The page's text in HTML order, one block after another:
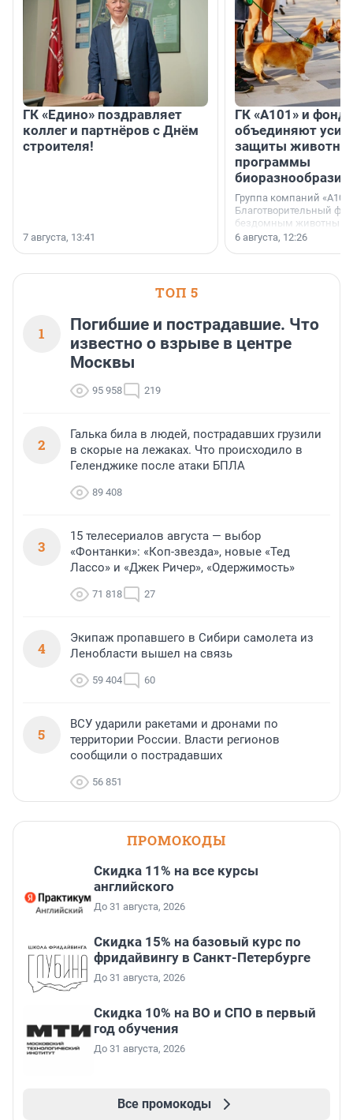
ГК «Едино» поздравляет
коллег и партнёров с Днём
строителя!
7 августа, 13:41
ГК «А101» и фонд
объединяют
защиты
программы
биоразнообразия
Группа компаний
Благотворительный
бездомным животным
заключили соглашение
6 августа, 12:26
ТОП 5
1
Погибшие и пострадавшие. Что
известно о взрыве в центре
Москвы
95 958 219
2
Галька била в людей, пострадавших грузили
в скорые на лежаках. Что происходило в
Геленджике после атаки БПЛА
89 408
3
15 телесериалов августа — выбор
«Фонтанки»: «Коп-звезда», новые «Тед
Лассо» и «Джек Ричер», «Одержимость»
71 818 27
4
Экипаж пропавшего в Сибири самолета из
Ленобласти вышел на связь
59 404 60
5
ВСУ ударили ракетами и дронами по
территории России. Власти регионов
сообщили о пострадавших
56 851
ПРОМОКОДЫ
Скидка 11% на все курсы
английского
До 31 августа, 2026
Скидка 15% на базовый курс по
фридайвингу в Санкт-Петербурге
До 31 августа, 2026
Скидка 10% на ВО и СПО в первый
год обучения
До 31 августа, 2026
Все промокоды